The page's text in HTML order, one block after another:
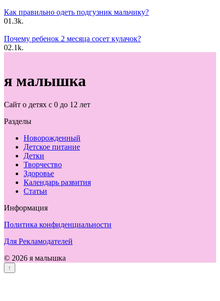
Как правильно одеть подгузник мальчику?
01.3k.
Почему ребенок 2 месяца сосет кулачок?
02.1k.
я малышка
Сайт о детях с 0 до 12 лет
Разделы
Новорожденный
Детское питание
Детки
Творчество
Здоровье
Календарь развития
Статьи
Информация
Политика конфиденциальности
Для Рекламодателей
© 2026 я малышка